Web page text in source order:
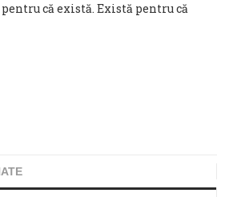
că există. Există pentru că